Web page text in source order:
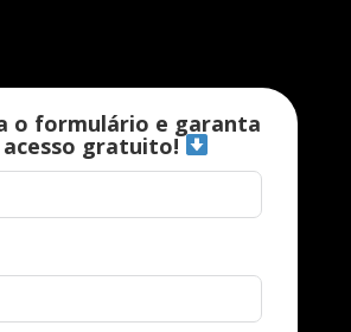
o formulário e garanta
acesso gratuito!